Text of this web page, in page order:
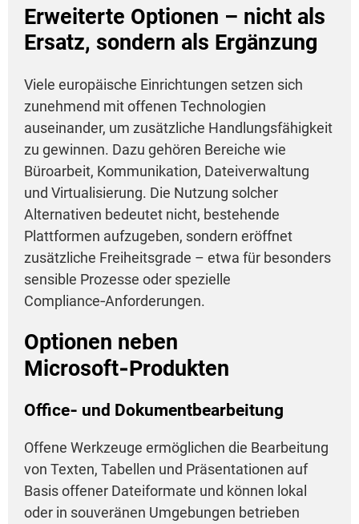
Erweiterte Optionen – nicht als
Ersatz, sondern als Ergänzung
Viele europäische Einrichtungen setzen sich
zunehmend mit offenen Technologien
auseinander, um zusätzliche Handlungsfähigkeit
zu gewinnen. Dazu gehören Bereiche wie
Büroarbeit, Kommunikation, Dateiverwaltung
und Virtualisierung. Die Nutzung solcher
Alternativen bedeutet nicht, bestehende
Plattformen aufzugeben, sondern eröffnet
zusätzliche Freiheitsgrade – etwa für besonders
sensible Prozesse oder spezielle
Compliance‑Anforderungen.
Optionen neben
Microsoft‑Produkten
Office‑ und Dokumentbearbeitung
Offene Werkzeuge ermöglichen die Bearbeitung
von Texten, Tabellen und Präsentationen auf
Basis offener Dateiformate und können lokal
oder in souveränen Umgebungen betrieben